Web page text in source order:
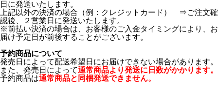
日に発送いたします。
上記以外の決済の場合（例：クレジットカード） ⇒ご注文確
認後、２営業日に発送いたします。
※前払い決済の場合は、お客様のご入金タイミングにより、お
届け予定日が前後することがございます。
予約商品について
発売日によって配送希望日にお届けできない場合があります。
また、発売日によって通常商品より発送に日数がかかります。
予約商品は通常商品と同梱発送できません。